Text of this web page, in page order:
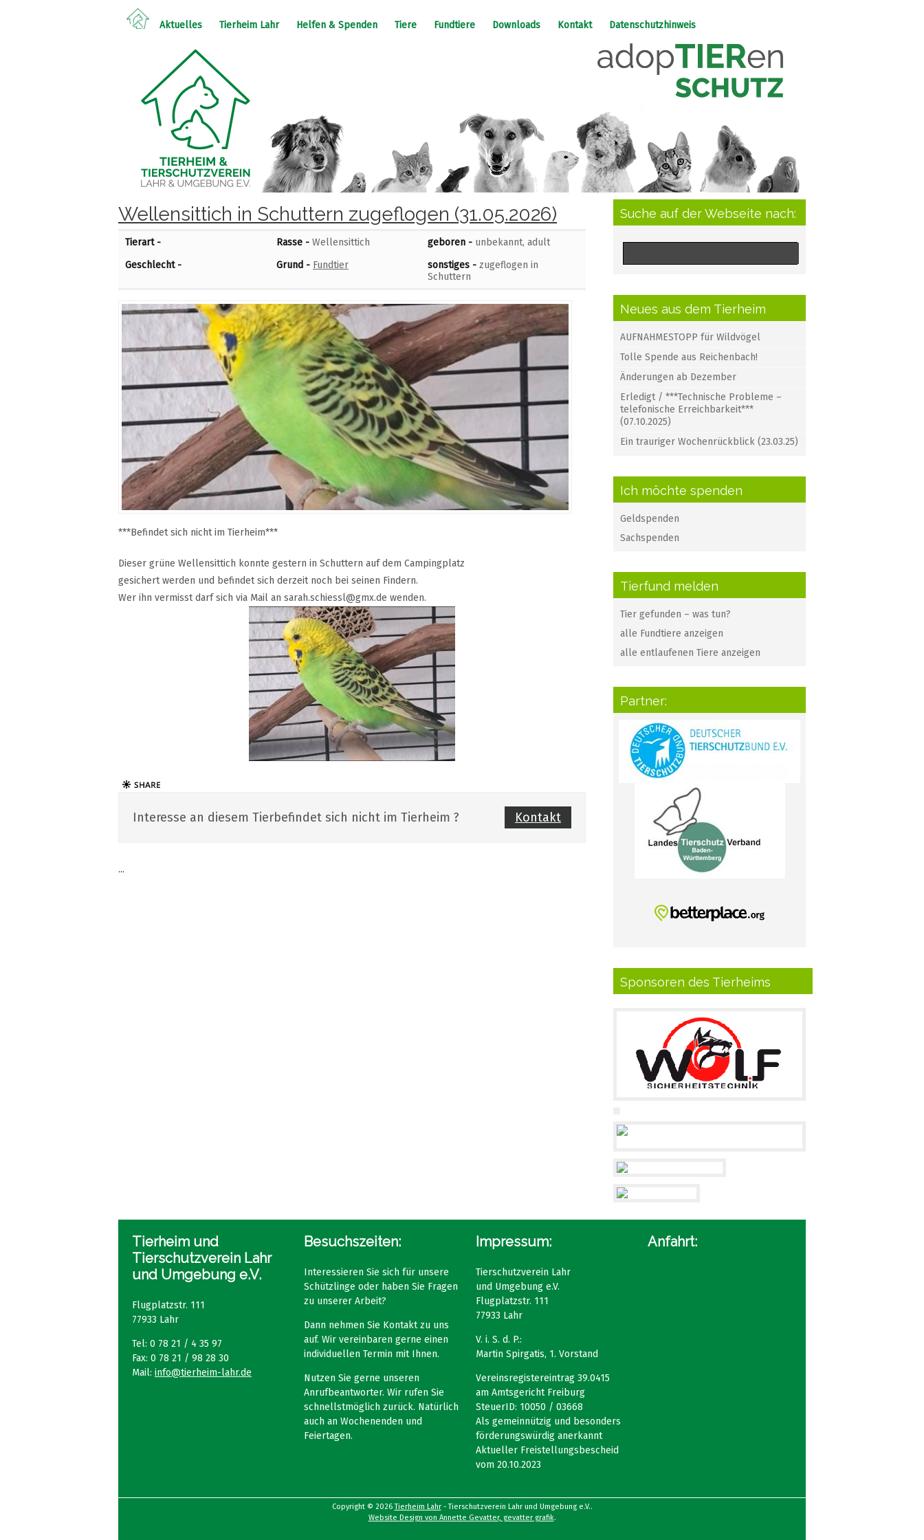
Aktuelles Tierheim Lahr Helfen & Spenden Tiere Fundtiere Downloads Kontakt Datenschutzhinweis
Wellensittich in Schuttern zugeflogen (31.05.2026)
Tierart - Rasse - Wellensittich geboren - unbekannt, adult
Geschlecht -
Grund - Fundtier sonstiges - zugeflogen in
Schuttern
***Befindet sich nicht im Tierheim***
Dieser grüne Wellensittich konnte gestern in Schuttern auf dem Campingplatz
gesichert werden und befindet sich derzeit noch bei seinen Findern.
Wer ihn vermisst darf sich via Mail an sarah.schiessl@gmx.de wenden.
Interesse an diesem Tierbefindet sich nicht im Tierheim ? Kontakt
...
Suche auf der Webseite nach:
Neues aus dem Tierheim
AUFNAHMESTOPP für Wildvögel
Tolle Spende aus Reichenbach!
Änderungen ab Dezember
Erledigt / ***Technische Probleme –
telefonische Erreichbarkeit***
(07.10.2025)
Ein trauriger Wochenrückblick (23.03.25)
Ich möchte spenden
Geldspenden
Sachspenden
Tierfund melden
Tier gefunden – was tun?
alle Fundtiere anzeigen
alle entlaufenen Tiere anzeigen
Partner:
Sponsoren des Tierheims
Tierheim und
Tierschutzverein Lahr
und Umgebung e.V.
Flugplatzstr. 111
77933 Lahr
Tel: 0 78 21 / 4 35 97
Fax: 0 78 21 / 98 28 30
Mail: info@tierheim-lahr.de
Besuchszeiten:
Interessieren Sie sich für unsere
Schützlinge oder haben Sie Fragen
zu unserer Arbeit?
Dann nehmen Sie Kontakt zu uns
auf. Wir vereinbaren gerne einen
individuellen Termin mit Ihnen.
Nutzen Sie gerne unseren
Anrufbeantworter. Wir rufen Sie
schnellstmöglich zurück. Natürlich
auch an Wochenenden und
Feiertagen.
Impressum:
Tierschutzverein Lahr
und Umgebung e.V.
Flugplatzstr. 111
77933 Lahr
V. i. S. d. P.:
Martin Spirgatis, 1. Vorstand
Vereinsregistereintrag 39.0415
am Amtsgericht Freiburg
SteuerID: 10050 / 03668
Als gemeinnützig und besonders
förderungswürdig anerkannt
Aktueller Freistellungsbescheid
vom 20.10.2023
Anfahrt:
Copyright © 2026Tierheim Lahr- Tierschutzverein Lahr und Umgebung e.V..
Website Design von Annette Gevatter, gevatter grafik.